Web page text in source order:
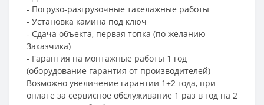
- Погрузо-разгрузочные такелажные работы
- Установка камина под ключ
- Сдача объекта, первая топка (по желанию
Заказчика)
- Гарантия на монтажные работы 1 год
(оборудование гарантия от производителей)
Возможно увеличение гарантии 1+2 года, при
оплате за сервисное обслуживание 1 раз в год на 2